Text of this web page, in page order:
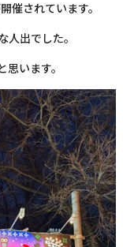
催されています。
人出でした。
います。